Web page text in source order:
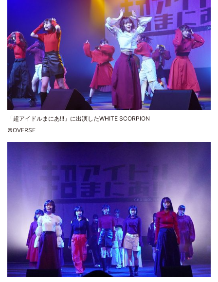
「超アイドルまにあ!!!」に出演したWHITE SCORPION
©OVERSE